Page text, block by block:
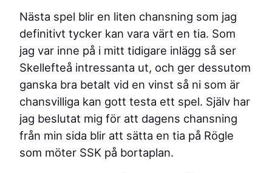
Nästa spel blir en liten chansning som jag
definitivt tycker kan vara värt en tia. Som
jag var inne på i mitt tidigare inlägg så ser
Skellefteå intressanta ut, och ger dessutom
ganska bra betalt vid en vinst så ni som är
chansvilliga kan gott testa ett spel. Själv har
jag beslutat mig för att dagens chansning
från min sida blir att sätta en tia på Rögle
som möter SSK på bortaplan.